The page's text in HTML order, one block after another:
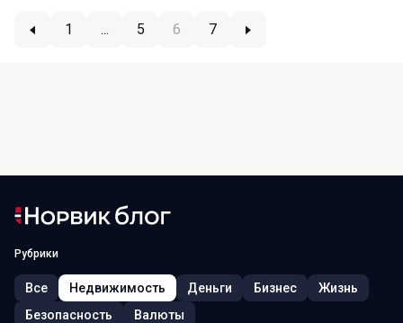
1 ... 5 6 7
Рубрики
Все Недвижимость Деньги Бизнес
Жизнь
Безопасность
Валюты